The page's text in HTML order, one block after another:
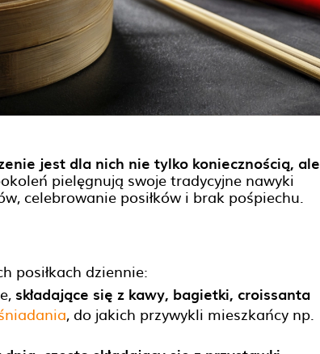
jest dla nich nie tylko koniecznością, ale
pielęgnują swoje tradycyjne nawyki
celebrowanie posiłków i brak pośpiechu.
posiłkach dziennie:
składające się z kawy, bagietki, croissanta
, do jakich przywykli mieszkańcy np.